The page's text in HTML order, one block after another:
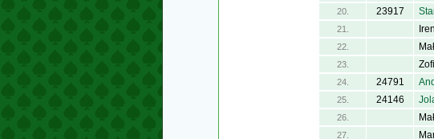
20.
23917
21.
22.
23.
24.
24791
25.
24146
26.
27.